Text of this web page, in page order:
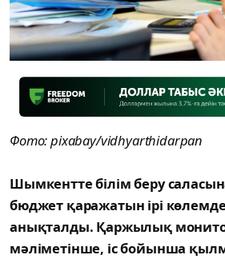
Фото: pixabay/vidhyarthidarpan
Шымкентте білім беру
бюджет қаражатын ірі
анықталды. Қаржылық
мәліметінше, іс бойынша